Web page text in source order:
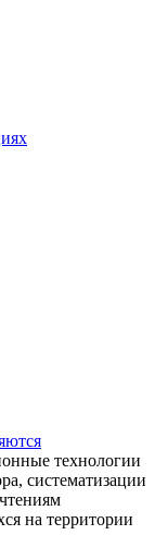
технологии
систематизации
на территории